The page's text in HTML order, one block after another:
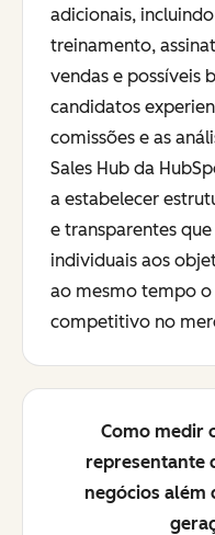
adicionais,
treinamento,
vendas e possíveis
candidatos
comissões e as
Sales Hub da
a estabelecer
e transparentes
individuais aos
ao mesmo tempo
competitivo no
Como medir
representante
negócios além